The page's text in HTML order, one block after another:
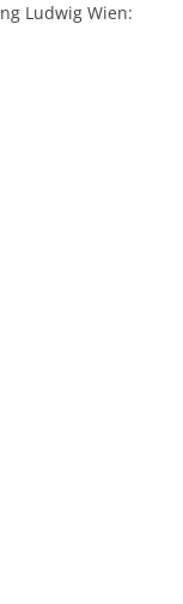
Ludwig Wien: